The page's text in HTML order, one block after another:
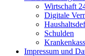
Wirtschaft
Digitale
Schulden
Impressum und